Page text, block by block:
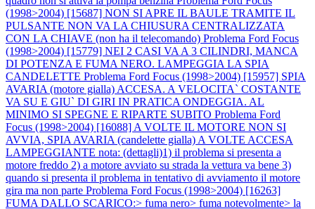
(1998>2004) [15687] NON SI APRE IL BAULE TRAMITE IL
PULSANTE NON VA LA CHIUSURA CENTRALIZZATA
CON LA CHIAVE (non ha il telecomando) Problema Ford Focus
(1998>2004) [15779] NEI 2 CASI VA A 3 CILINDRI, MANCA
DI POTENZA E FUMA NERO. LAMPEGGIA LA SPIA
CANDELETTE Problema Ford Focus (1998>2004) [15957] SPIA
AVARIA (motore gialla) ACCESA. A VELOCITA` COSTANTE
VA SU E GIU` DI GIRI IN PRATICA ONDEGGIA. AL
MINIMO SI SPEGNE E RIPARTE SUBITO Problema Ford
Focus (1998>2004) [16088] A VOLTE IL MOTORE NON SI
AVVIA, SPIA AVARIA (candelette gialla) A VOLTE ACCESA
LAMPEGGIANTE nota: (dettagli)1) il problema si presenta a
motore freddo 2) a motore avviato su strada la vettura va bene 3)
quando si presenta il problema in tentativo di avviamento il motore
gira ma non parte Problema Ford Focus (1998>2004) [16263]
FUMA DALLO SCARICO:> fuma nero> fuma notevolmente> la